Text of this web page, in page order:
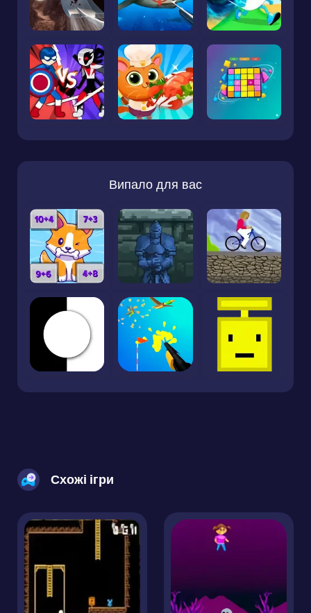
Випало для вас
Схожі ігри